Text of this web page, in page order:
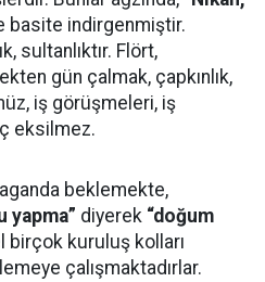
basite indirgenmiştir.
sultanlıktır. Flört,
gün çalmak, çapkınlık,
iş görüşmeleri, iş
eksilmez.
beklemekte,
yapma” diyerek “doğum
birçok kuruluş kolları
çalışmaktadırlar.